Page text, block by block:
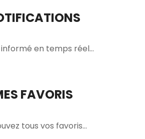
informé en temps réel…
FAVORIS
tous vos favoris…